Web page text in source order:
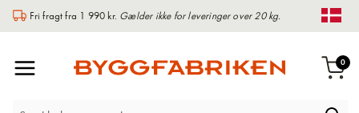
Fri fragt fra 1 990 kr. Gælder ikke for leveringer over 20 kg.
0